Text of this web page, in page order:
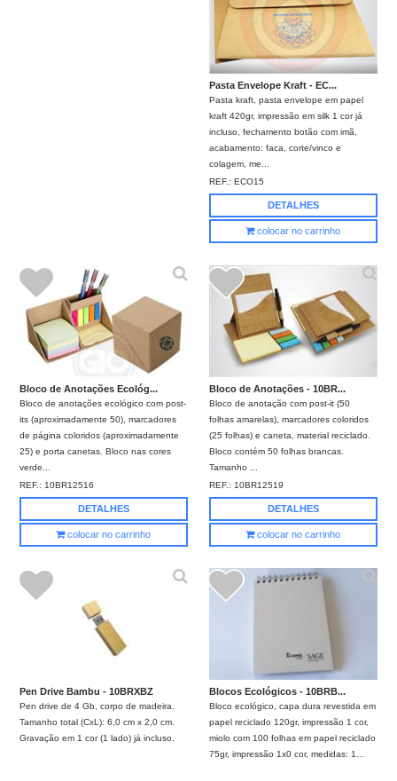
Pasta Envelope Kraft - EC...
Pasta kraft, pasta envelope em papel
kraft 420gr, impressão em silk 1 cor já
incluso, fechamento botão com imã,
acabamento: faca, corte/vinco e
colagem, me...
REF.: ECO15
DETALHES
colocar no carrinho
Bloco de Anotações Ecológ...
Bloco de anotações ecológico com post-
its (aproximadamente 50), marcadores
de página coloridos (aproximadamente
25) e porta canetas. Bloco nas cores
verde...
REF.: 10BR12516
DETALHES
colocar no carrinho
Bloco de Anotações - 10BR...
Bloco de anotação com post-it (50
folhas amarelas), marcadores coloridos
(25 folhas) e caneta, material reciclado.
Bloco contém 50 folhas brancas.
Tamanho ...
REF.: 10BR12519
DETALHES
colocar no carrinho
Pen Drive Bambu - 10BRXBZ
Pen drive de 4 Gb, corpo de madeira.
Tamanho total (CxL): 6,0 cm x 2,0 cm.
Gravação em 1 cor (1 lado) já incluso.
Blocos Ecológicos - 10BRB...
Bloco ecológico, capa dura revestida em
papel reciclado 120gr, impressão 1 cor,
miolo com 100 folhas em papel reciclado
75gr, impressão 1x0 cor, medidas: 1...